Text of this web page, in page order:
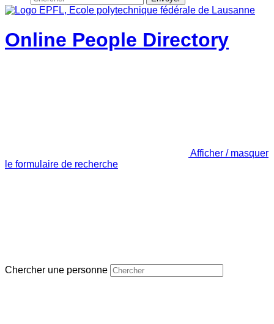
Online People Directory
Afficher / masquer
le formulaire de recherche
Chercher une personne